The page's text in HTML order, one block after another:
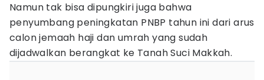
Namun tak bisa dipungkiri juga bahwa
penyumbang peningkatan PNBP tahun ini dari arus
calon jemaah haji dan umrah yang sudah
dijadwalkan berangkat ke Tanah Suci Makkah.